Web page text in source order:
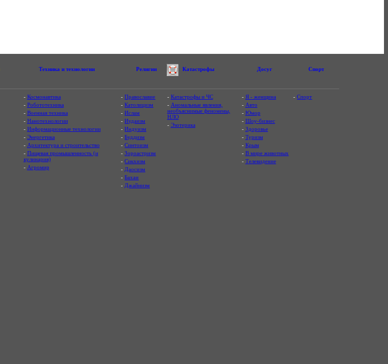
Техника и технологии Религии Катастрофы Досуг Спорт
- Космонавтика
- Робототехника
- Военная техника
- Нанотехнологии
- Информационные технологии
- Энергетика
- Архитектура и строительство
- Пищевая промышленность (и
кулинария)
- Агромир
-Православие
-Католицизм
-Ислам
-Иудаизм
-Индуизм
-Буддизм
-Синтоизм
-Зороастризм
-Сикхизм
- Даосизм
-Бахаи
- Джайнизм
- Катастрофы и ЧС
- Аномальные явления,
необъяснимые феномены,
НЛО
- Эзотерика
- Я - женщина
- Авто
- Юмор
- Шоу-бизнес
- Здоровье
- Туризм
- Крым
- В мире животных
- Телевидение
-Спорт